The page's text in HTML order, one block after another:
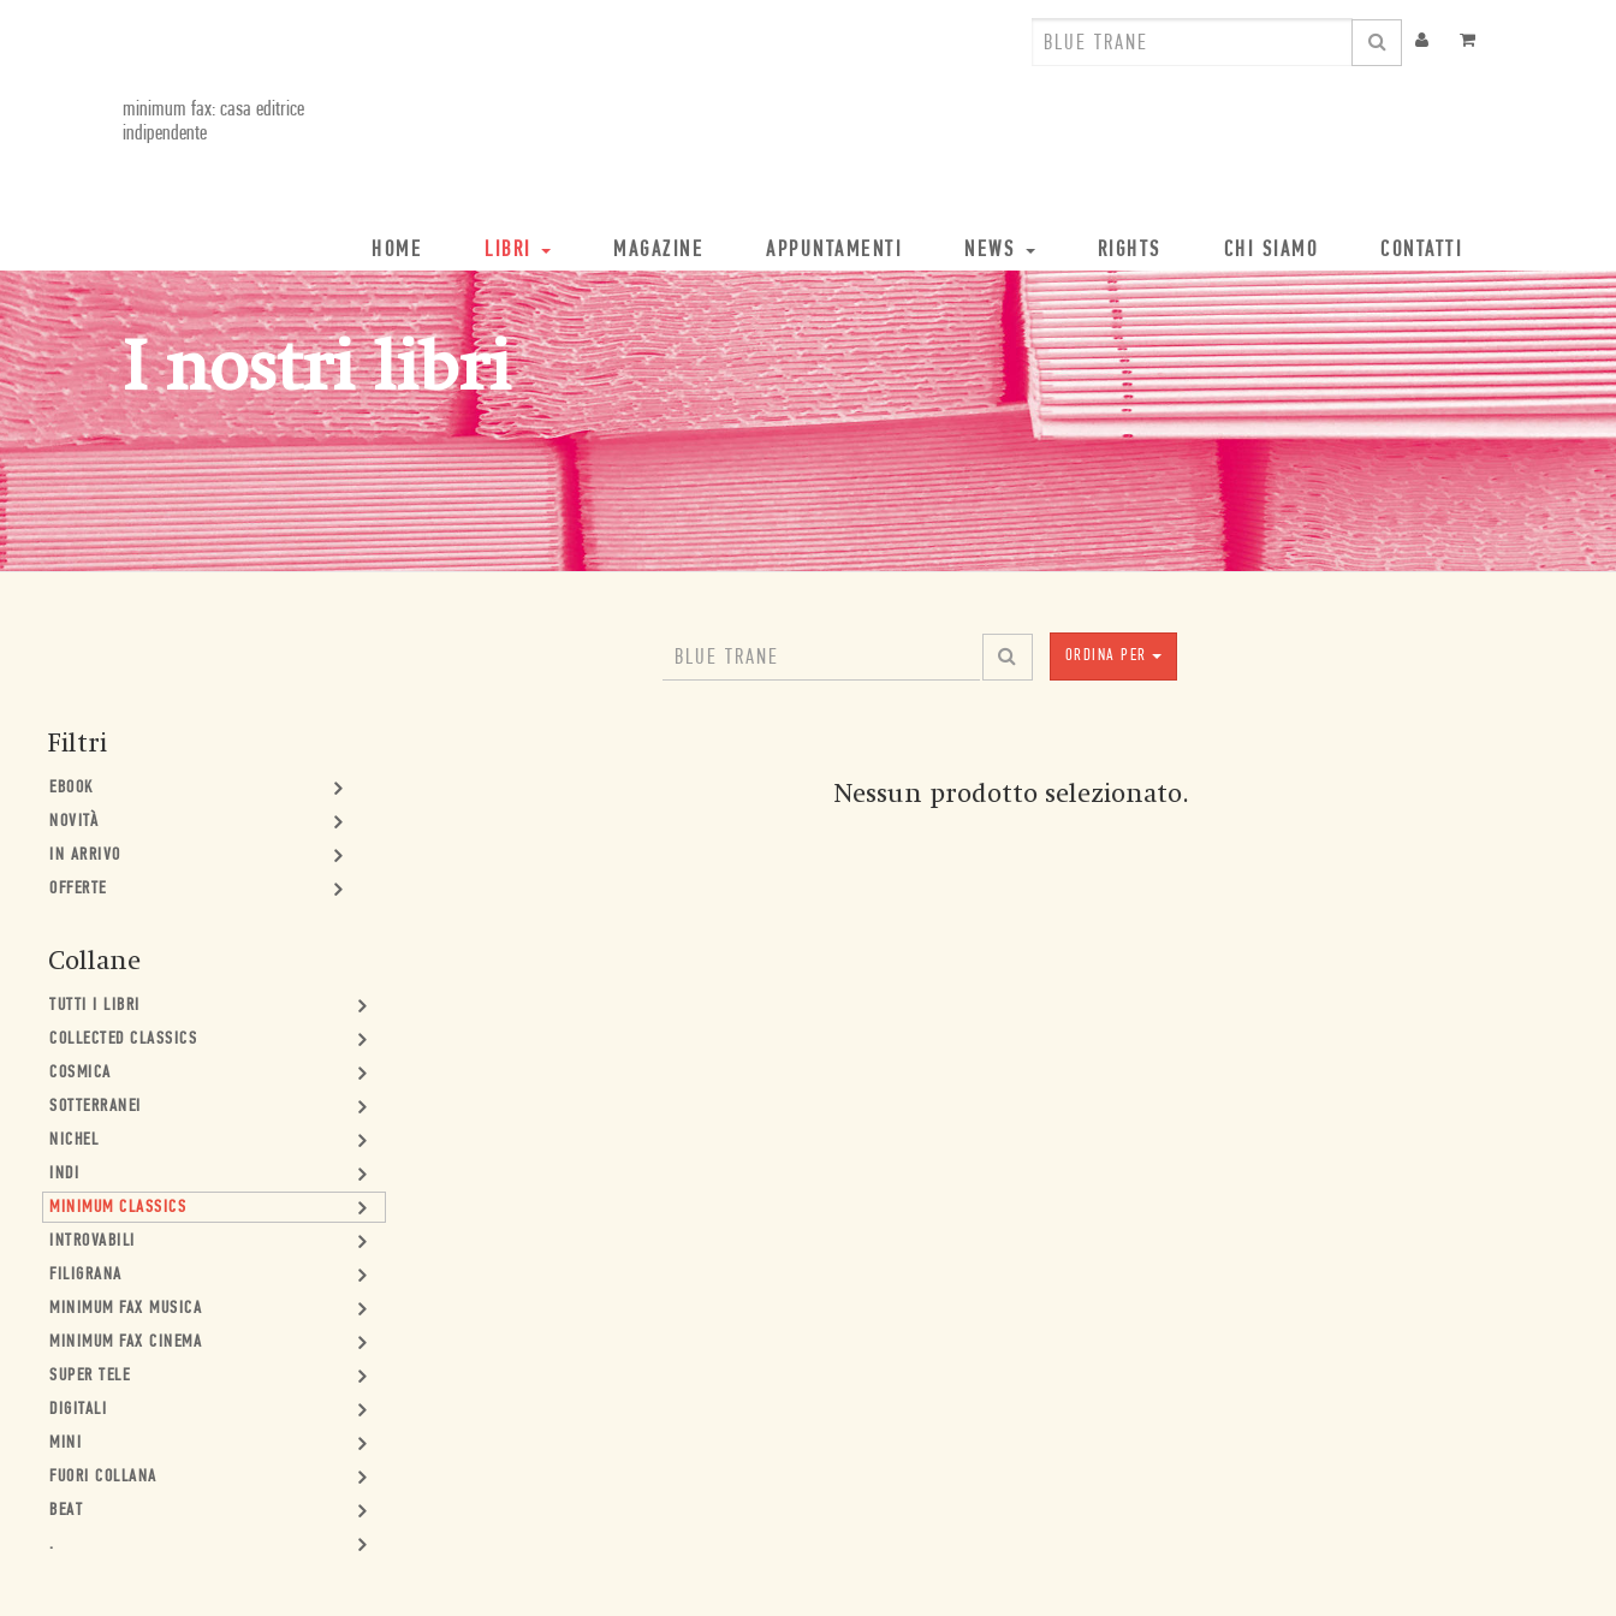
minimum fax: casa editrice
indipendente
HOME LIBRI MAGAZINE APPUNTAMENTI NEWS RIGHTS CHI SIAMO CONTATTI
I nostri libri
ORDINA PER
Filtri
EBOOK
NOVITÀ
IN ARRIVO
OFFERTE
Collane
TUTTI I LIBRI
COLLECTED CLASSICS
COSMICA
SOTTERRANEI
NICHEL
INDI
MINIMUM CLASSICS
INTROVABILI
FILIGRANA
MINIMUM FAX MUSICA
MINIMUM FAX CINEMA
SUPER TELE
DIGITALI
MINI
FUORI COLLANA
BEAT
.
Nessun prodotto selezionato.